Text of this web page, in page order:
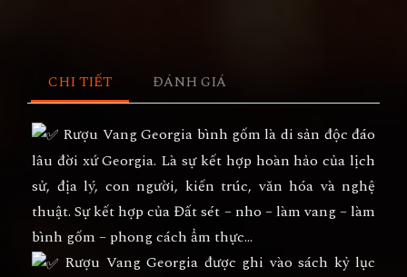
CHI TIẾT ĐÁNH GIÁ
Rượu Vang Georgia bình gốm là di sản độc đáo
lâu đời xứ Georgia. Là sự kết hợp hoàn hảo của lịch
sử, địa lý, con người, kiến trúc, văn hóa và nghệ
thuật. Sự kết hợp của Đất sét – nho – làm vang – làm
bình gốm – phong cách ẩm thực…
Rượu Vang Georgia được ghi vào sách kỷ lục